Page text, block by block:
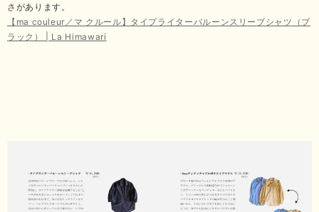
さがあります。
【ma couleur／マ クルール】タイプライターバルーンスリーブシャツ（ブ
ラック） | La Himawari